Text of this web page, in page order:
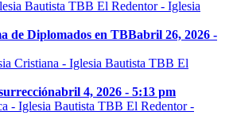
de Diplomados en TBBabril 26, 2026 -
abril 4, 2026 - 5:13 pm